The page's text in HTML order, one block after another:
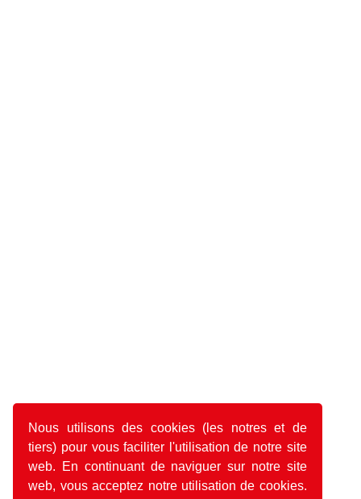
Nous utilisons des cookies (les notres et de
tiers) pour vous faciliter l'utilisation de notre site
web. En continuant de naviguer sur notre site
web, vous acceptez notre utilisation de cookies.